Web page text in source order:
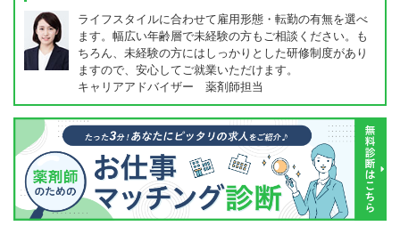
ライフスタイルに合わせて雇用形態・転勤の有無を選べ
ます。幅広い年齢層で未経験の方もご相談ください。も
ちろん、未経験の方にはしっかりとした研修制度があり
ますので、安心してご就業いただけます。
キャリアアドバイザー 薬剤師担当